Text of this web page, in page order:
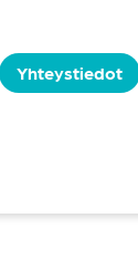
Yhteystiedot